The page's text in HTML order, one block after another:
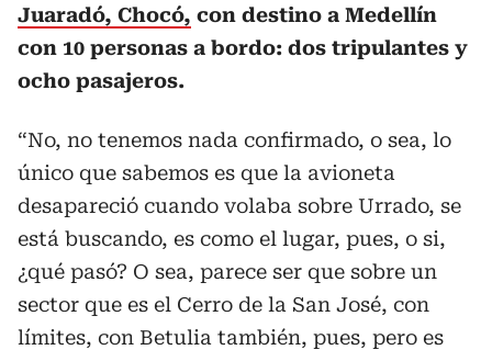
Juaradó, Chocó, con destino a Medellín
con 10 personas a bordo: dos tripulantes y
ocho pasajeros.
“No, no tenemos nada confirmado, o sea, lo
único que sabemos es que la avioneta
desapareció cuando volaba sobre Urrado, se
está buscando, es como el lugar, pues, o si,
¿qué pasó? O sea, parece ser que sobre un
sector que es el Cerro de la San José, con
límites, con Betulia también, pues, pero es